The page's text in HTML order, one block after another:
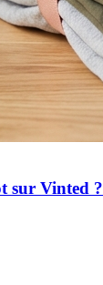
sur Vinted ?